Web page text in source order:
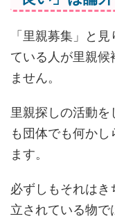
「里親募集」と
ている人が里親候
ません。
里親探しの活動
も団体でも何か
ます。
必ずしもそれは
立されている物